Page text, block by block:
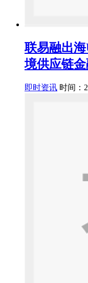
联易融出
境供应链
即时资讯 时间：